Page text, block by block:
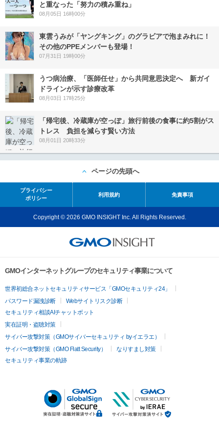
と重なった「努力の積み重ね」
08月05日 16時00分
東雲うみが「ヤングキング」のグラビアで泡まみれに！
その他のPPEメンバーも登場！
07月31日 19時00分
うつ病治療、「医師任せ」から共同意思決定へ 新ガイ
ドラインが示す診療改革
08月03日 17時25分
「帰宅後、冷蔵庫が空っぽ」旅行前後の食事に約5割がス
トレス 負担を減らす賢い方法
08月01日 20時33分
ページの先頭へ
プライバシー
ポリシー
利用規約 免責事項
Copyright © 2026 GMO INSIGHT Inc. All Rights Reserved.
GMOインターネットグループのセキュリティ事業について
世界初総合ネットセキュリティサービス「GMOセキュリティ24」
パスワード漏洩診断
Webサイトリスク診断
セキュリティ相談AIチャットボット
実在証明・盗聴対策
サイバー攻撃対策（GMOサイバーセキュリティ byイエラエ）
サイバー攻撃対策（GMO Flatt Security）
なりすまし対策
セキュリティ事業の軌跡